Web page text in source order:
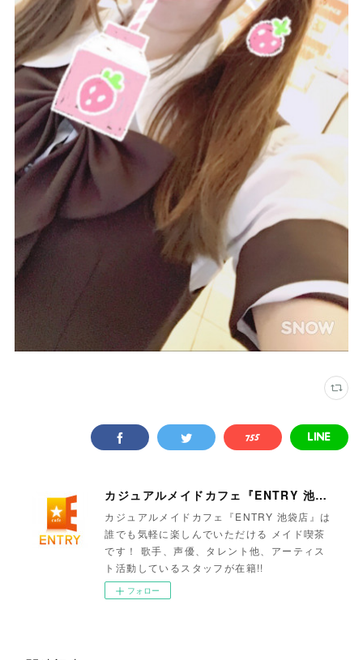
カジュアルメイドカフェ『ENTRY 池袋店』
カジュアルメイドカフェ『ENTRY 池袋店』は
誰でも気軽に楽しんでいただける メイド喫茶
です！ 歌手、声優、タレント他、アーティス
ト活動しているスタッフが在籍!!
フォロー